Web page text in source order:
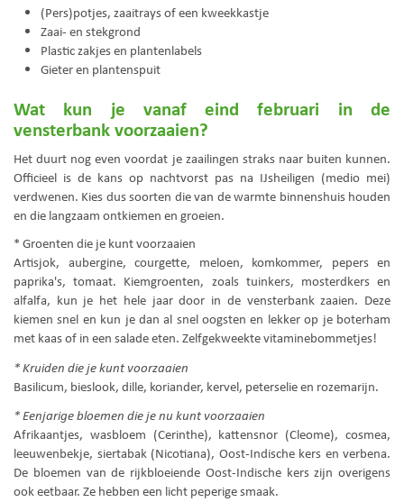
(Pers)potjes, zaaitrays of een kweekkastje
Zaai- en stekgrond
Plastic zakjes en plantenlabels
Gieter en plantenspuit
Wat kun je vanaf eind februari in de
vensterbank voorzaaien?
Het duurt nog even voordat je zaailingen straks naar buiten kunnen.
Officieel is de kans op nachtvorst pas na IJsheiligen (medio mei)
verdwenen. Kies dus soorten die van de warmte binnenshuis houden
en die langzaam ontkiemen en groeien.
* Groenten die je kunt voorzaaien
Artisjok, aubergine, courgette, meloen, komkommer, pepers en
paprika's, tomaat. Kiemgroenten, zoals tuinkers, mosterdkers en
alfalfa, kun je het hele jaar door in de vensterbank zaaien. Deze
kiemen snel en kun je dan al snel oogsten en lekker op je boterham
met kaas of in een salade eten. Zelfgekweekte vitaminebommetjes!
* Kruiden die je kunt voorzaaien
Basilicum, bieslook, dille, koriander, kervel, peterselie en rozemarijn.
* Eenjarige bloemen die je nu kunt voorzaaien
Afrikaantjes, wasbloem (Cerinthe), kattensnor (Cleome), cosmea,
leeuwenbekje, siertabak (Nicotiana), Oost-Indische kers en verbena.
De bloemen van de rijkbloeiende Oost-Indische kers zijn overigens
ook eetbaar. Ze hebben een licht peperige smaak.